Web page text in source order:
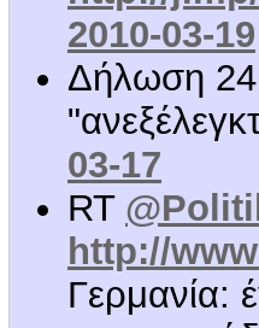
2010-03-19
Δήλωση
03-17
RT
http://
Γερμανία: